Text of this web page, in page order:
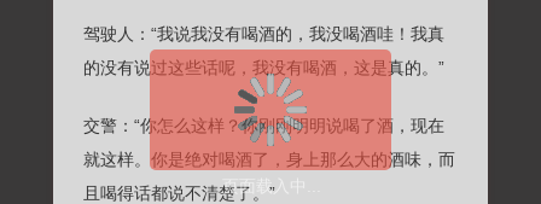
页面载入中...
驾驶人：“我说我没有喝酒的，我没喝酒哇！我真
的没有说过这些话呢，我没有喝酒，这是真的。”
交警：“你怎么这样？你刚刚明明说喝了酒，现在
就这样。你是绝对喝酒了，身上那么大的酒味，而
且喝得话都说不清楚了。”